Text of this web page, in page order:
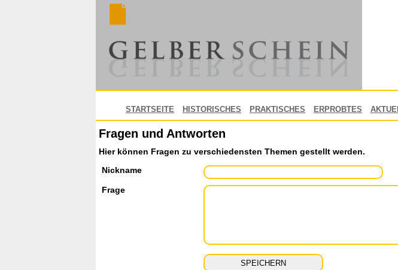
STARTSEITE HISTORISCHES PRAKTISCHES ERPROBTES
Fragen und Antworten
Hier können Fragen zu verschiedensten Themen gestellt werden.
Nickname
Frage